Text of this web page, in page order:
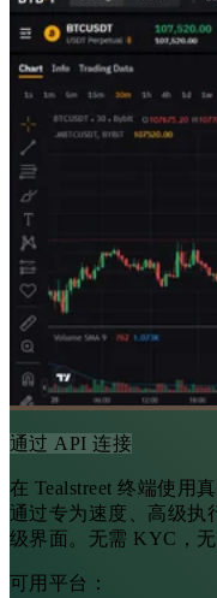
通过 API 连接
在 Tealstreet 终端使用
通过专为速度、高级执
级界面。无需 KYC，无
可用平台：